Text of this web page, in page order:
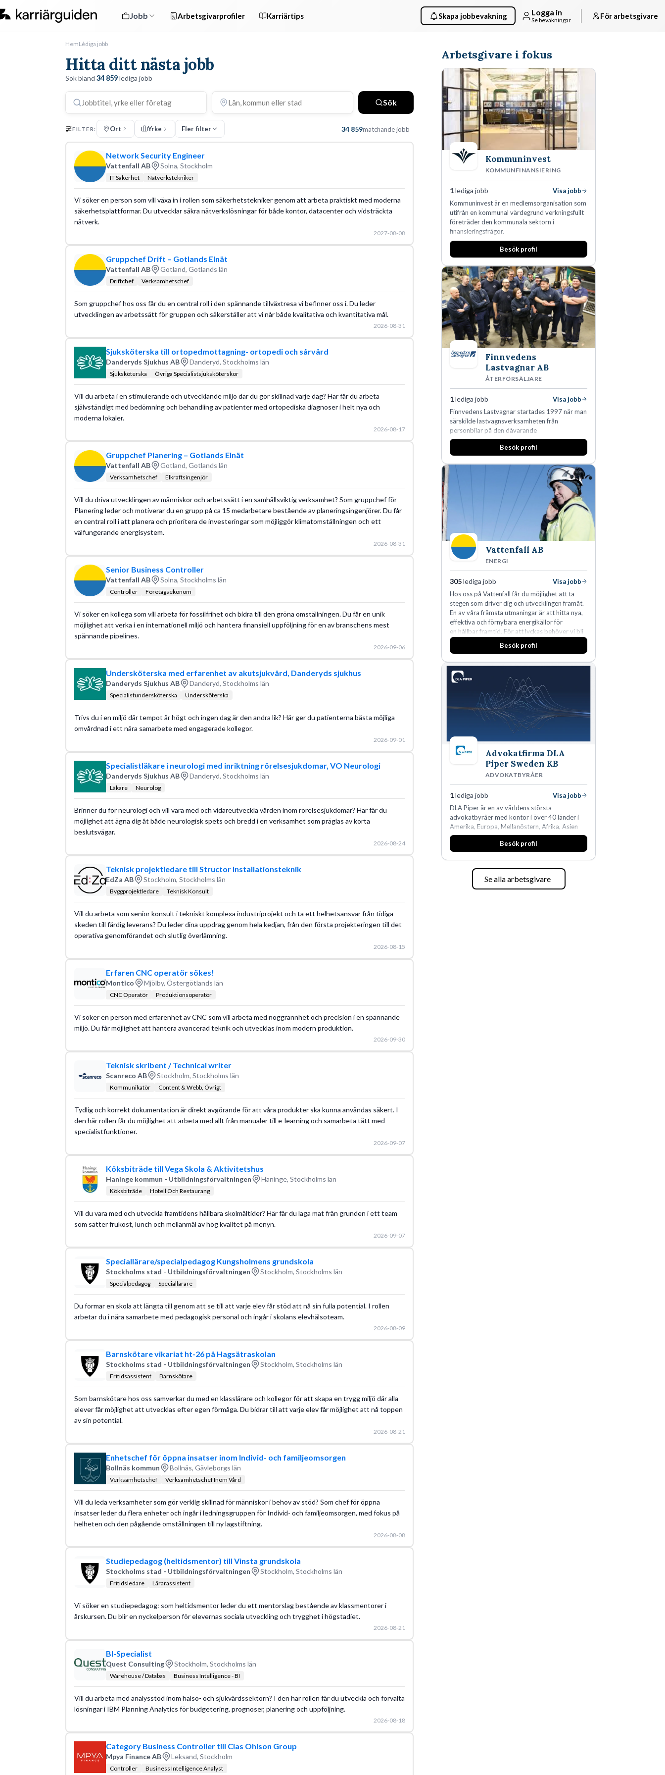
Jobb Arbetsgivarprofiler Karriärtips Skapa jobbevakning Logga in
Se bevakningar För arbetsgivare
HemLediga jobb
Hitta ditt nästa jobb
Sök bland 34 859lediga jobb
Sök
FILTER: Ort Yrke Fler filter 34 859matchande jobb
Network Security Engineer
Vattenfall AB Solna, Stockholm
IT Säkerhet Nätverkstekniker
Vi söker en person som vill växa in i rollen som säkerhetstekniker genom att arbeta praktiskt med moderna
säkerhetsplattformar. Du utvecklar säkra nätverkslösningar för både kontor, datacenter och vidsträckta
nätverk.
2027-08-08
Gruppchef Drift – Gotlands Elnät
Vattenfall AB Gotland, Gotlands län
Driftchef Verksamhetschef
Som gruppchef hos oss får du en central roll i den spännande tillväxtresa vi befinner oss i. Du leder
utvecklingen av arbetssätt för gruppen och säkerställer att vi når både kvalitativa och kvantitativa mål.
2026-08-31
Sjuksköterska till ortopedmottagning- ortopedi och sårvård
Danderyds Sjukhus AB Danderyd, Stockholms län
Sjuksköterska Övriga Specialistsjuksköterskor
Vill du arbeta i en stimulerande och utvecklande miljö där du gör skillnad varje dag? Här får du arbeta
självständigt med bedömning och behandling av patienter med ortopediska diagnoser i helt nya och
moderna lokaler.
2026-08-17
Gruppchef Planering – Gotlands Elnät
Vattenfall AB Gotland, Gotlands län
Verksamhetschef Elkraftsingenjör
Vill du driva utvecklingen av människor och arbetssätt i en samhällsviktig verksamhet? Som gruppchef för
Planering leder och motiverar du en grupp på ca 15 medarbetare bestående av planeringsingenjörer. Du får
en central roll i att planera och prioritera de investeringar som möjliggör klimatomställningen och ett
välfungerande energisystem.
2026-08-31
Senior Business Controller
Vattenfall AB Solna, Stockholms län
Controller Företagsekonom
Vi söker en kollega som vill arbeta för fossilfrihet och bidra till den gröna omställningen. Du får en unik
möjlighet att verka i en internationell miljö och hantera finansiell uppföljning för en av branschens mest
spännande pipelines.
2026-09-06
Undersköterska med erfarenhet av akutsjukvård, Danderyds sjukhus
Danderyds Sjukhus AB Danderyd, Stockholms län
Specialistundersköterska Undersköterska
Trivs du i en miljö där tempot är högt och ingen dag är den andra lik? Här ger du patienterna bästa möjliga
omvårdnad i ett nära samarbete med engagerade kollegor.
2026-09-01
Specialistläkare i neurologi med inriktning rörelsesjukdomar, VO Neurologi
Danderyds Sjukhus AB Danderyd, Stockholms län
Läkare Neurolog
Brinner du för neurologi och vill vara med och vidareutveckla vården inom rörelsesjukdomar? Här får du
möjlighet att ägna dig åt både neurologisk spets och bredd i en verksamhet som präglas av korta
beslutsvägar.
2026-08-24
Teknisk projektledare till Structor Installationsteknik
EdZa AB Stockholm, Stockholms län
Byggprojektledare Teknisk Konsult
Vill du arbeta som senior konsult i tekniskt komplexa industriprojekt och ta ett helhetsansvar från tidiga
skeden till färdig leverans? Du leder dina uppdrag genom hela kedjan, från den första projekteringen till det
operativa genomförandet och slutlig överlämning.
2026-08-15
Erfaren CNC operatör sökes!
Montico Mjölby, Östergötlands län
CNC Operatör Produktionsoperatör
Vi söker en person med erfarenhet av CNC som vill arbeta med noggrannhet och precision i en spännande
miljö. Du får möjlighet att hantera avancerad teknik och utvecklas inom modern produktion.
2026-09-30
Teknisk skribent / Technical writer
Scanreco AB Stockholm, Stockholms län
Kommunikatör Content & Webb, Övrigt
Tydlig och korrekt dokumentation är direkt avgörande för att våra produkter ska kunna användas säkert. I
den här rollen får du möjlighet att arbeta med allt från manualer till e-learning och samarbeta tätt med
specialistfunktioner.
2026-09-07
Köksbiträde till Vega Skola & Aktivitetshus
Haninge kommun - Utbildningsförvaltningen Haninge, Stockholms län
Köksbiträde Hotell Och Restaurang
Vill du vara med och utveckla framtidens hållbara skolmåltider? Här får du laga mat från grunden i ett team
som sätter frukost, lunch och mellanmål av hög kvalitet på menyn.
2026-09-07
Speciallärare/specialpedagog Kungsholmens grundskola
Stockholms stad - Utbildningsförvaltningen Stockholm, Stockholms län
Specialpedagog Speciallärare
Du formar en skola att längta till genom att se till att varje elev får stöd att nå sin fulla potential. I rollen
arbetar du i nära samarbete med pedagogisk personal och ingår i skolans elevhälsoteam.
2026-08-09
Barnskötare vikariat ht-26 på Hagsätraskolan
Stockholms stad - Utbildningsförvaltningen Stockholm, Stockholms län
Fritidsassistent Barnskötare
Som barnskötare hos oss samverkar du med en klasslärare och kollegor för att skapa en trygg miljö där alla
elever får möjlighet att utvecklas efter egen förmåga. Du bidrar till att varje elev får möjlighet att nå toppen
av sin potential.
2026-08-21
Enhetschef för öppna insatser inom Individ- och familjeomsorgen
Bollnäs kommun Bollnäs, Gävleborgs län
Verksamhetschef Verksamhetschef Inom Vård
Vill du leda verksamheter som gör verklig skillnad för människor i behov av stöd? Som chef för öppna
insatser leder du flera enheter och ingår i ledningsgruppen för Individ- och familjeomsorgen, med fokus på
helheten och den pågående omställningen till ny lagstiftning.
2026-08-08
Studiepedagog (heltidsmentor) till Vinsta grundskola
Stockholms stad - Utbildningsförvaltningen Stockholm, Stockholms län
Fritidsledare Lärarassistent
Vi söker en studiepedagog: som heltidsmentor leder du ett mentorslag bestående av klassmentorer i
årskursen. Du blir en nyckelperson för elevernas sociala utveckling och trygghet i högstadiet.
2026-08-21
BI-Specialist
Quest Consulting Stockholm, Stockholms län
Warehouse / Databas Business Intelligence - BI
Vill du arbeta med analysstöd inom hälso- och sjukvårdssektorn? I den här rollen får du utveckla och förvalta
lösningar i IBM Planning Analytics för budgetering, prognoser, planering och uppföljning.
2026-08-18
Category Business Controller till Clas Ohlson Group
Mpya Finance AB Leksand, Stockholm
Controller Business Intelligence Analyst
Arbetsgivare i fokus
Kommuninvest
KOMMUNFINANSIERING
1lediga jobb
Visa jobb
Kommuninvest är en medlemsorganisation som
utifrån en kommunal värdegrund verkningsfullt
företräder den kommunala sektorn i
finansieringsfrågor.
Besök profil
Finnvedens
Lastvagnar AB
ÅTERFÖRSÄLJARE
1lediga jobb
Visa jobb
Finnvedens Lastvagnar startades 1997 när man
särskilde lastvagnsverksamheten från
personbilar på den dåvarande
huvudanläggningen i Värnamo. Sedan dess har
man expanderat kraftigt genom ett antal
den största privata återförsäljaren av Volvo
Lastvagnar och finns representerade på 20
orter i södra Sverige.
Besök profil
Vattenfall AB
ENERGI
305lediga jobb
Visa jobb
Hos oss på Vattenfall får du möjlighet att ta
stegen som driver dig och utvecklingen framåt.
En av våra främsta utmaningar är att hitta nya,
effektiva och förnybara energikällor för
en hållbar framtid. För att lyckas behöver vi bli
fler medarbetare som vill göra skillnad.
Besök profil
Advokatfirma DLA
Piper Sweden KB
ADVOKATBYRÅER
1lediga jobb
Visa jobb
DLA Piper är en av världens största
advokatbyråer med kontor i över 40 länder i
Amerika, Europa, Mellanöstern, Afrika, Asien
och Oceanien. Vi är specialister inom
affärsjuridikens alla områden och vi har några
Köpenhamn, Århus, Oslo och Helsingfors kan vi
på DLA Piper erbjuda våra klienter en unik,
Besök profil
Se alla arbetsgivare